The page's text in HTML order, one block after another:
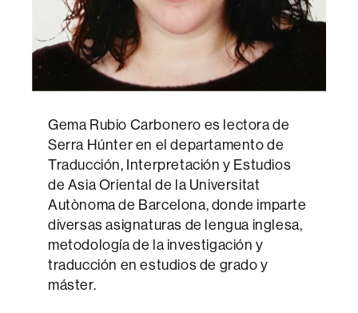
Gema Rubio Carbonero es lectora de
Serra Húnter en el departamento de
Traducción, Interpretación y Estudios
de Asia Oriental de la Universitat
Autònoma de Barcelona, donde imparte
diversas asignaturas de lengua inglesa,
metodología de la investigación y
traducción en estudios de grado y
máster.